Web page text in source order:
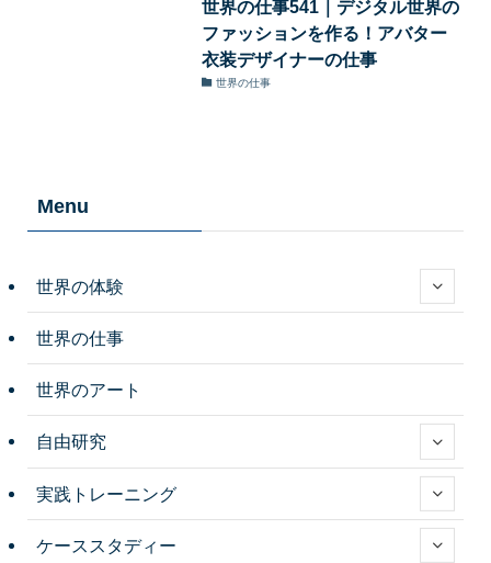
世界の仕事541｜デジタル世界の
ファッションを作る！アバター
衣装デザイナーの仕事
世界の仕事
Menu
世界の体験
世界の仕事
世界のアート
自由研究
実践トレーニング
ケーススタディー